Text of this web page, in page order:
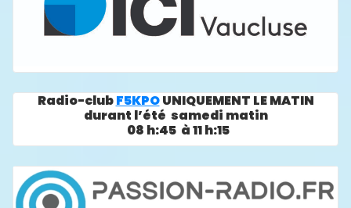
Radio-clubF5KPOUNIQUEMENT LE MATIN
durant l’été samedi matin
08 h:45 à 11 h:15